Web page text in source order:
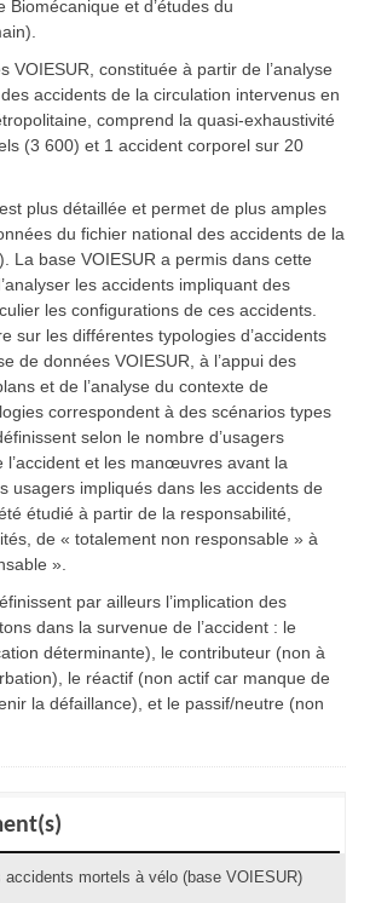
Biomécanique et d’études du
VOIESUR, constituée à partir de l’analyse
accidents de la circulation intervenus en
comprend la quasi-exhaustivité
(3 600) et 1 accident corporel sur 20
plus détaillée et permet de plus amples
du fichier national des accidents de la
La base VOIESUR a permis dans cette
les accidents impliquant des
les configurations de ces accidents.
sur les différentes typologies d’accidents
de données VOIESUR, à l’appui des
et de l’analyse du contexte de
correspondent à des scénarios types
selon le nombre d’usagers
l’accident et les manœuvres avant la
usagers impliqués dans les accidents de
étudié à partir de la responsabilité,
de « totalement non responsable » à
».
par ailleurs l’implication des
dans la survenue de l’accident : le
déterminante), le contributeur (non à
le réactif (non actif car manque de
la défaillance), et le passif/neutre (non
accidents mortels à vélo (base VOIESUR)